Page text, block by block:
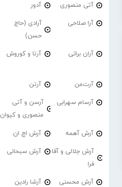
آتی منصوری آدور
آرا صلاحی
آرادی (حاج
حسن)
آران براتی آرتا و کوروش
آرت‌من آرتن
آرسام سهرابی
آرسن و آتی
منصوری و کیوان
آرش آهمه آرش اچ ان
آرش جلالی و آقا
فرا
آرش سبحانی
آرش محسنی آرشا رادین